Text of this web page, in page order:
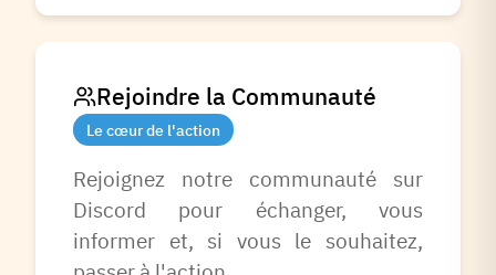
Rejoindre la Communauté
Le cœur de l'action
Rejoignez notre communauté sur
Discord pour échanger, vous
informer et, si vous le souhaitez,